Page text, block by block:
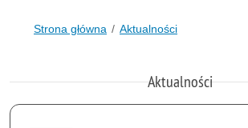
Strona główna Aktualności
Aktualności